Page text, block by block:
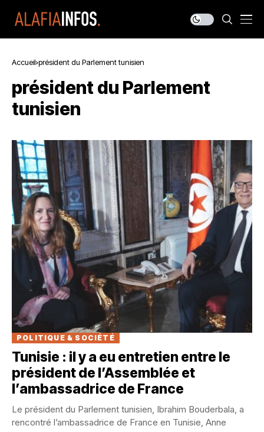
Accueil président du Parlement tunisien
président du Parlement
tunisien
POLITIQUE & SOCIÉTÉ
Tunisie : il y a eu entretien entre le
président de l’Assemblée et
l’ambassadrice de France
Le président du Parlement tunisien, Ibrahim Bouderbala, a
rencontré l’ambassadrice de France en Tunisie, Anne